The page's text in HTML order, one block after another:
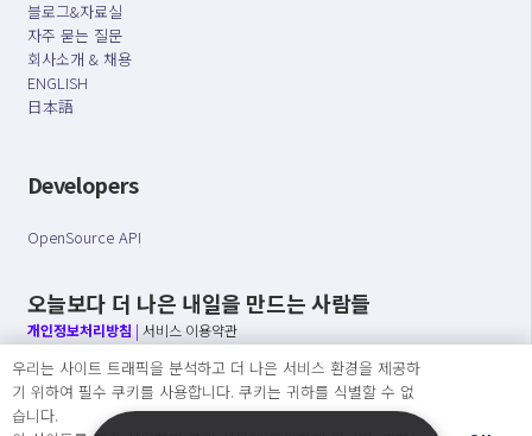
블로그&자료실
자주 묻는 질문
회사소개 & 채용
ENGLISH
日本語
Developers
OpenSource API
오늘보다 더 나은 내일을 만드는 사람들
개인정보처리방침 | 서비스 이용약관
○ 개인정보보호 컴플라이언스를 선도하겠습니다.
○ 정보주체의 권리를 보장하겠습니다.
○ 기업의 개인정보보호를 위한 효율적 관리를 보장하겠습니다.
우리는 사이트 트래픽을 분석하고 더 나은 서비스 환경을 제공하
기 위하여 필수 쿠키를 사용합니다. 쿠키는 귀하를 식별할 수 없
습니다.